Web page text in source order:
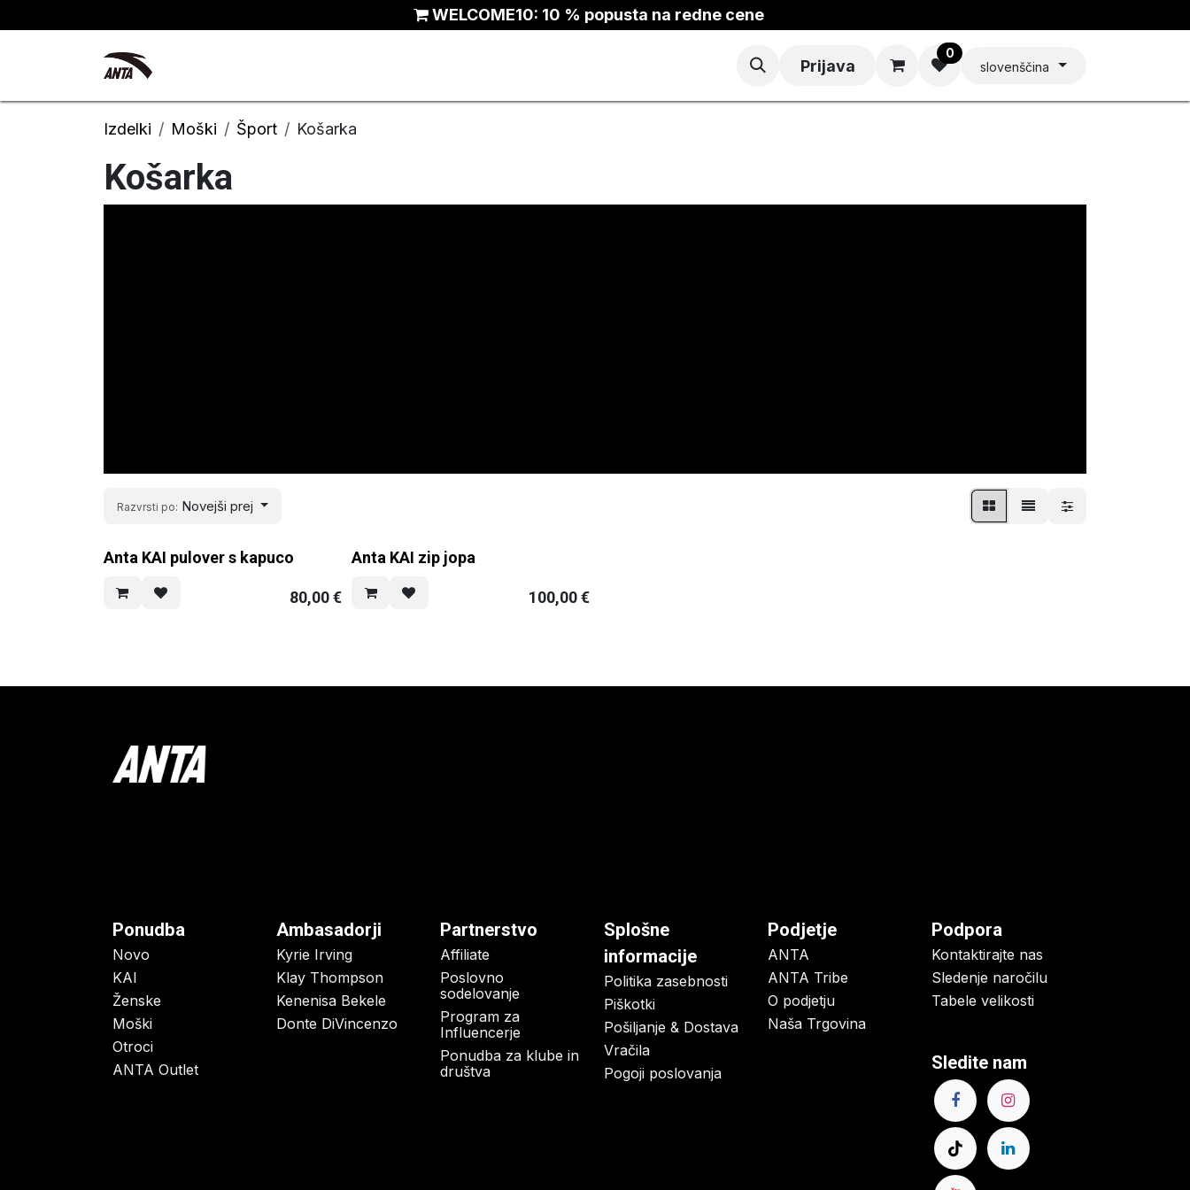
WELCOME10: 10 % popusta na redne cene
Prijava
0
slovenščina
Izdelki Moški Šport Košarka
Košarka
Razvrsti po: Novejši prej
Anta KAI pulover s kapuco
80,00€
Anta KAI zip jopa
100,00€
Partnerstvo
Affiliate
Poslovno
sodelovanje
Program za
Influencerje
Ponudba za klube in
društva
Splošne
informacije
Politika zasebnosti
Piškotki
Pošiljanje & Dostava
Vračila
Pogoji poslovanja
Podjetje
ANTA
ANTA Tribe
O podjetju
Naša Trgovina
Podpora
Kontaktirajte nas
Sledenje naročilu
Tabele velikosti
Sledite nam
Ambasadorji
Kyrie Irving
Klay Thompson
Kenenisa Bekele
Donte DiVincenzo
Ponudba
Novo
KAI
Ženske
Moški
Otroci
ANTA Outlet